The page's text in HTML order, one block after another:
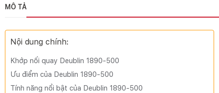
MÔ TẢ
Nội dung chính:
Khớp nối quay Deublin 1890-500
Ưu điểm của Deublin 1890-500
Tính năng nổi bật của Deublin 1890-500